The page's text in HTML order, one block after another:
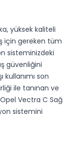
yüksek kaliteli
için gereken tüm
sisteminizdeki
güvenliğini
son
ile tanınan ve
Vectra C Sağ
sistemini